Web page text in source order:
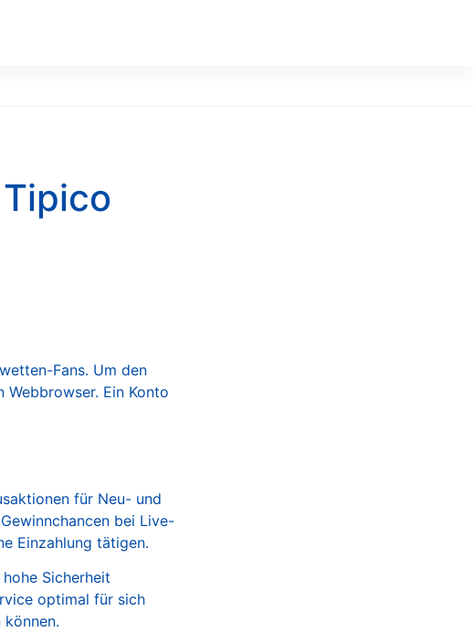
Fans. Um den
Webbrowser. Ein Konto
für Neu- und
bei Live-
Einzahlung tätigen.
Sicherheit
optimal für sich